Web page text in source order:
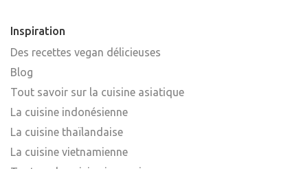
Inspiration
Des recettes vegan délicieuses
Blog
Tout savoir sur la cuisine asiatique
La cuisine indonésienne
La cuisine thaïlandaise
La cuisine vietnamienne